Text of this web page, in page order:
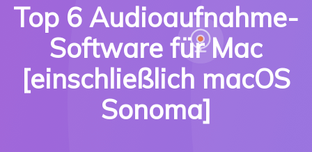
Top 6 Audioaufnahme-
Software für Mac
[einschließlich macOS
Sonoma]